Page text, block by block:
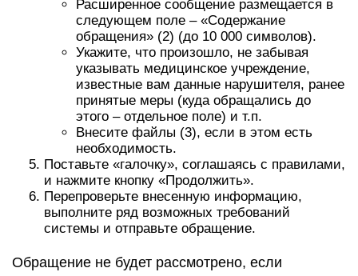
Расширенное сообщение размещается в
следующем поле – «Содержание
обращения» (2) (до 10 000 символов).
Укажите, что произошло, не забывая
указывать медицинское учреждение,
известные вам данные нарушителя, ранее
принятые меры (куда обращались до
этого – отдельное поле) и т.п.
Внесите файлы (3), если в этом есть
необходимость.
Поставьте «галочку», соглашаясь с правилами,
и нажмите кнопку «Продолжить».
Перепроверьте внесенную информацию,
выполните ряд возможных требований
системы и отправьте обращение.
Обращение не будет рассмотрено, если